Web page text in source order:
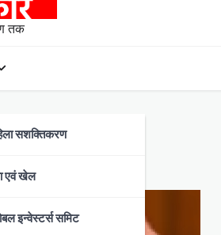
तक
सशक्तिकरण
एवं खेल
इन्वेस्टर्स समिट